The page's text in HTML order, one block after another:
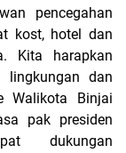
pencegahan
kost, hotel dan
Kita harapkan
dan
Walikota Binjai
pak presiden
dukungan